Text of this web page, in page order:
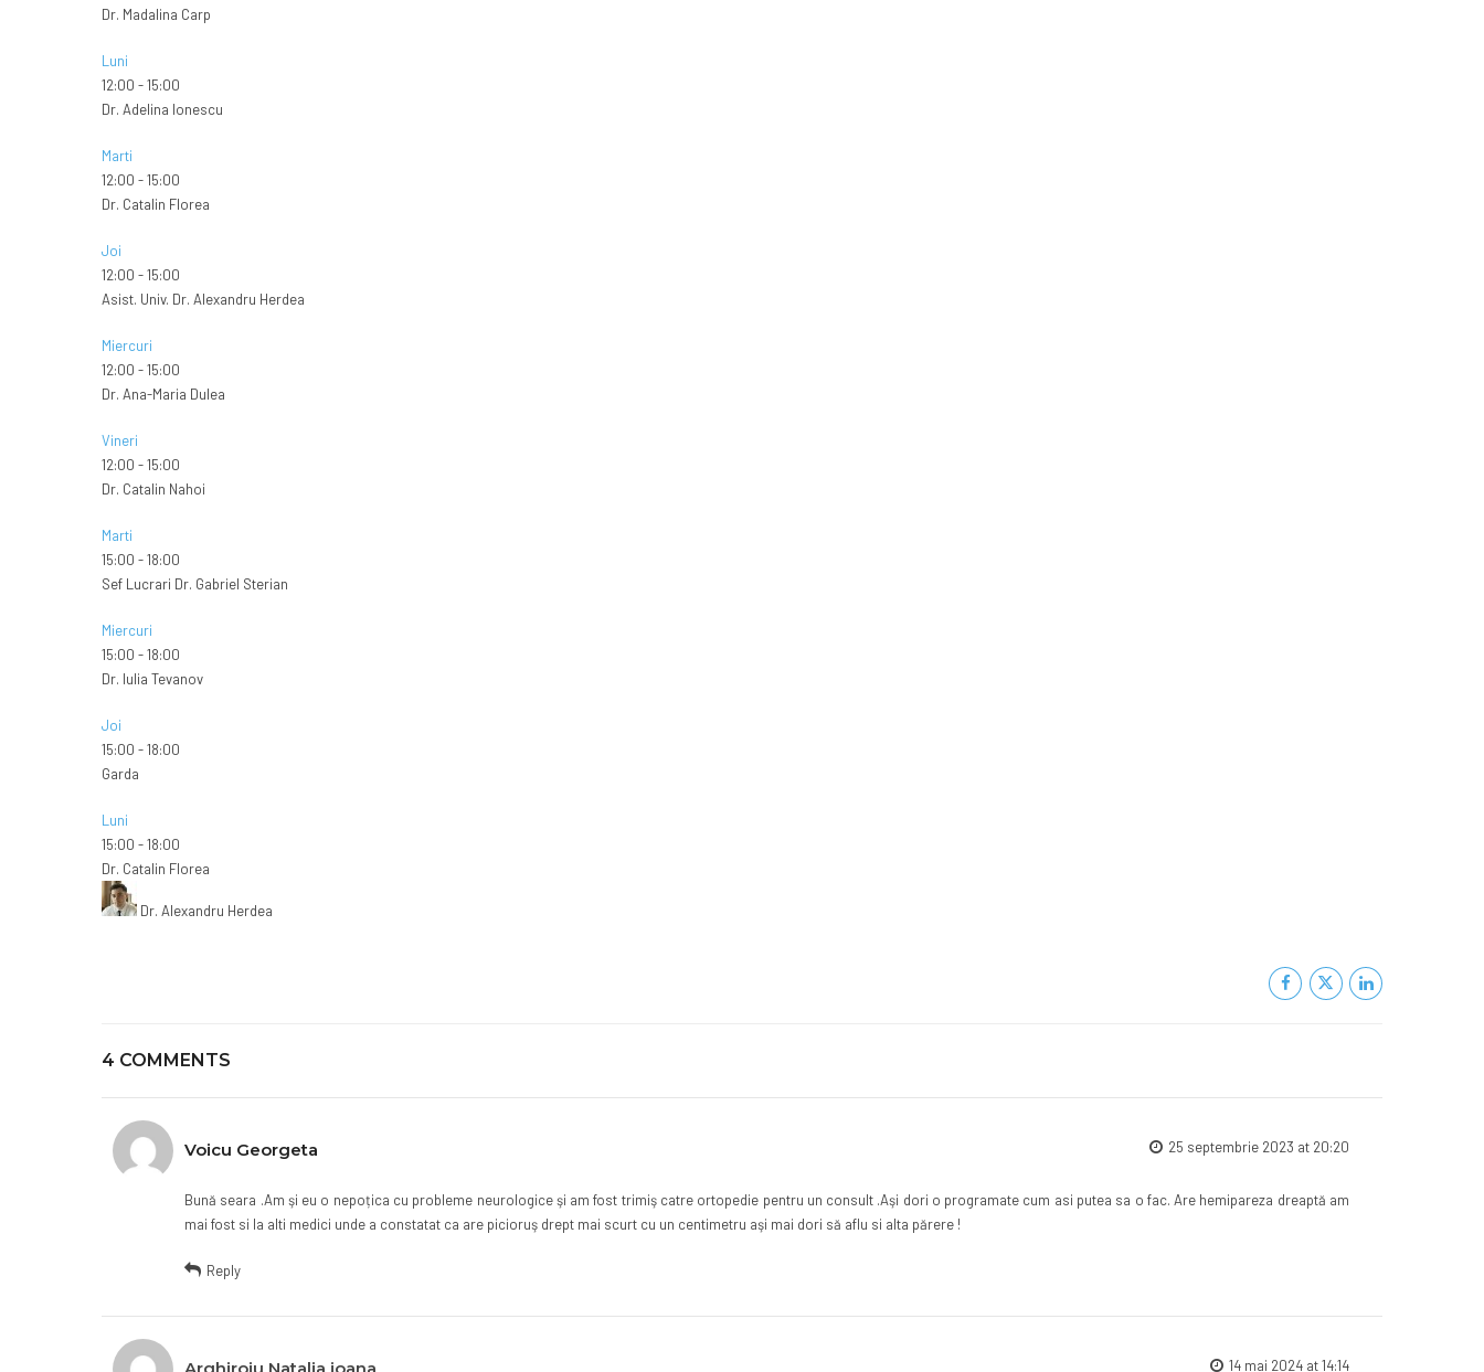
Dr. Madalina Carp
Luni
12:00 -15:00
Dr. Adelina Ionescu
Marti
12:00 -15:00
Dr. Catalin Florea
Joi
12:00 -15:00
Asist. Univ. Dr. Alexandru Herdea
Miercuri
12:00 -15:00
Dr. Ana-Maria Dulea
Vineri
12:00 -15:00
Dr. Catalin Nahoi
Marti
15:00 -18:00
Sef Lucrari Dr. Gabriel Sterian
Miercuri
15:00 -18:00
Dr. Iulia Tevanov
Joi
15:00 -18:00
Garda
Luni
15:00 -18:00
Dr. Catalin Florea
Dr. Alexandru Herdea
4 COMMENTS
Voicu Georgeta 25 septembrie 2023 at 20:20
Bună seara .Am şi eu o nepoțica cu probleme neurologice şi am fost trimiş catre ortopedie pentru un consult .Aşi dori o programate cum asi putea sa o fac. Are hemipareza dreaptă am
mai fost si la alti medici unde a constatat ca are picioruş drept mai scurt cu un centimetru aşi mai dori să aflu si alta părere !
Reply
Arghiroiu Natalia ioana 14 mai 2024 at 14:14